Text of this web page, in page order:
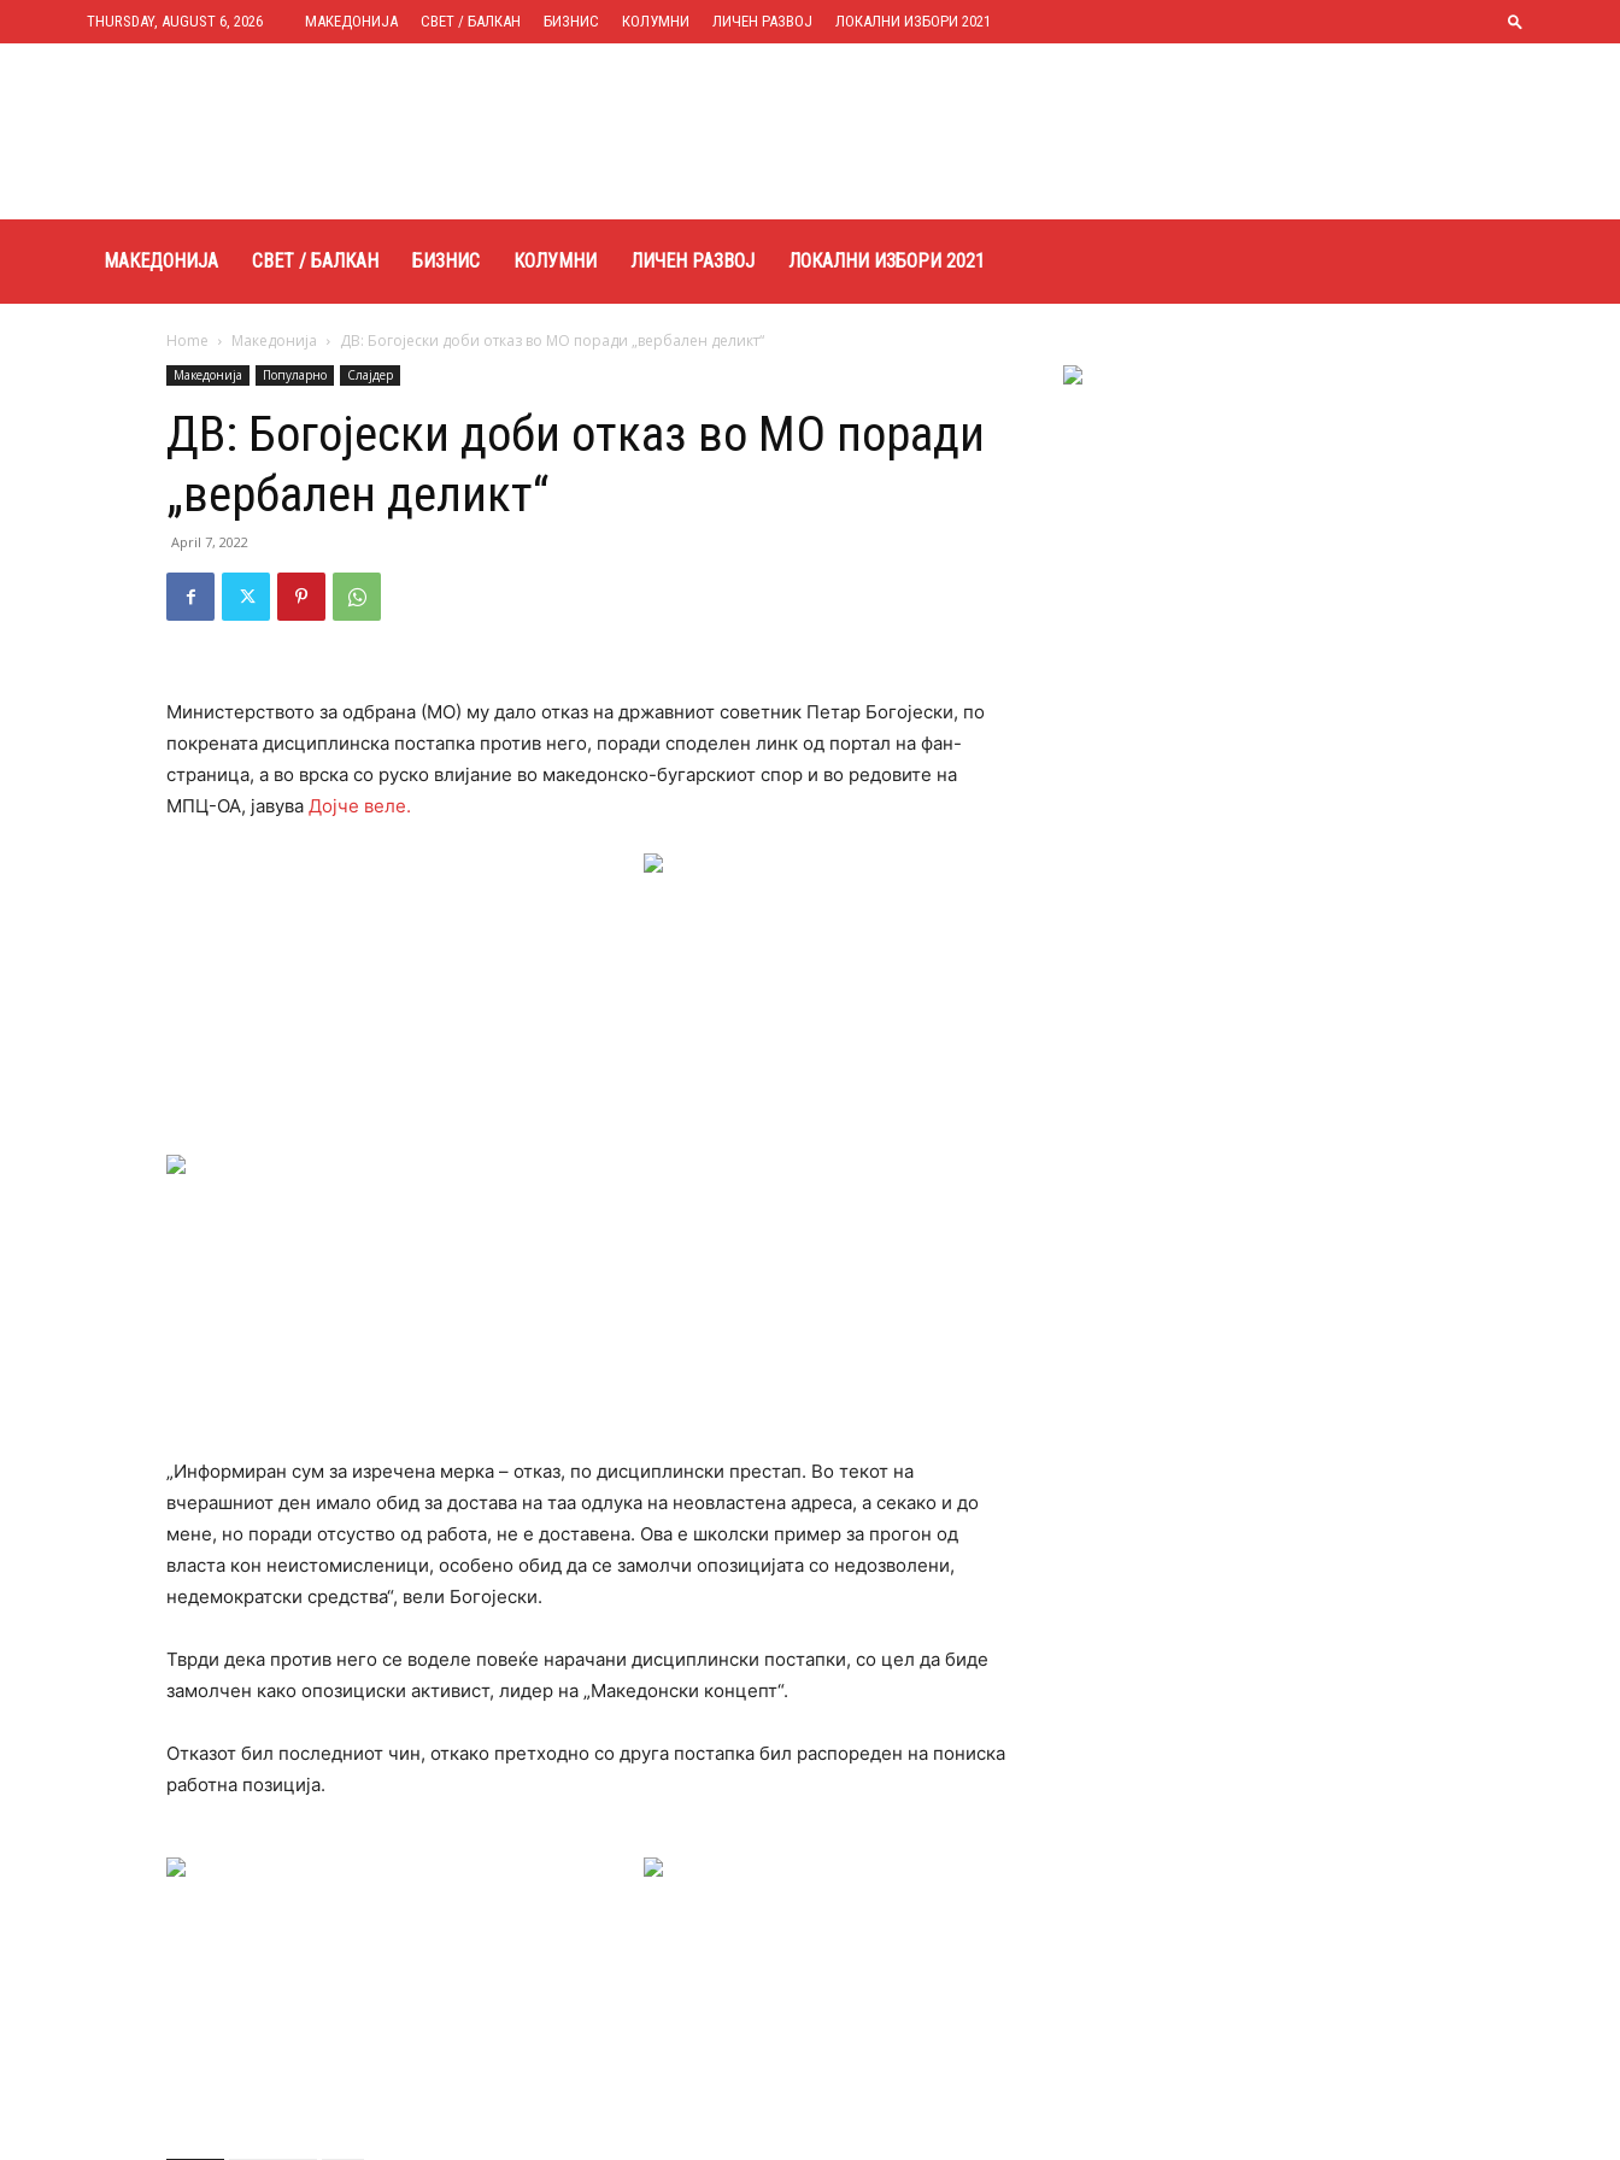
THURSDAY, AUGUST 6, 2026 МАКЕДОНИЈА СВЕТ / БАЛКАН БИЗНИС КОЛУМНИ ЛИЧЕН РАЗВОЈ ЛОКАЛНИ ИЗБОРИ 2021
МАКЕДОНИЈА СВЕТ / БАЛКАН БИЗНИС КОЛУМНИ ЛИЧЕН РАЗВОЈ ЛОКАЛНИ ИЗБОРИ 2021
Home Македонија ДВ: Богојески доби отказ во МО поради „вербален деликт“
Македонија Популарно Слајдер
ДВ: Богојески доби отказ во МО поради
„вербален деликт“
April 7, 2022
Mинистерството за одбрана (МО) му дало отказ на државниот советник Петар Богојески, по
покрената дисциплинска постапка против него, поради споделен линк од портал на фан-
страница, а во врска со руско влијание во македонско-бугарскиот спор и во редовите на
МПЦ-ОА, јавува Дојче веле.
„Информиран сум за изречена мерка – отказ, по дисциплински престап. Во текот на
вчерашниот ден имало обид за достава на таа одлука на неовластена адреса, а секако и до
мене, но поради отсуство од работа, не е доставена. Ова е школски пример за прогон од
власта кон неистомисленици, особено обид да се замолчи опозицијата со недозволени,
недемократски средства“, вели Богојески.
Тврди дека против него се воделе повеќе нарачани дисциплински постапки, со цел да биде
замолчен како опозициски активист, лидер на „Македонски концепт“.
Отказот бил последниот чин, откако претходно со друга постапка бил распореден на пониска
работна позиција.